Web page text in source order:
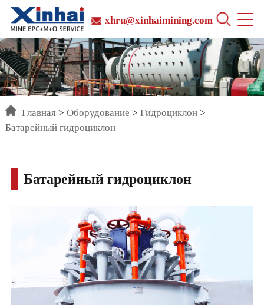
xhru@xinhaimining.com
Главная >Оборудование >Гидроциклон >
Батарейный гидроциклон
Батарейный гидроциклон